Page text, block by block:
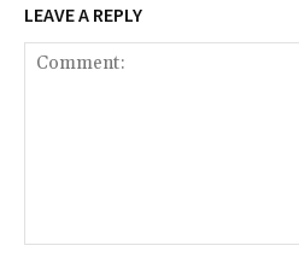
LEAVE A REPLY